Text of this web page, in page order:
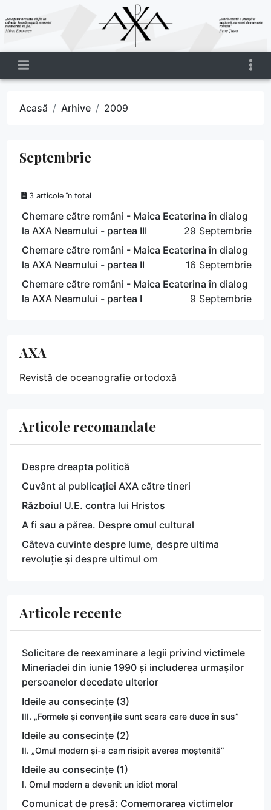
Acasă Arhive 2009
Septembrie
3 articole în total
Chemare către români - Maica Ecaterina în dialog
la AXA Neamului - partea III
29 Septembrie
Chemare către români - Maica Ecaterina în dialog
la AXA Neamului - partea II
16 Septembrie
Chemare către români - Maica Ecaterina în dialog
la AXA Neamului - partea I
9 Septembrie
AXA
Revistă de oceanografie ortodoxă
Articole recomandate
Despre dreapta politică
Cuvânt al publicației AXA către tineri
Războiul U.E. contra lui Hristos
A fi sau a părea. Despre omul cultural
Câteva cuvinte despre lume, despre ultima
revoluție și despre ultimul om
Articole recente
Solicitare de reexaminare a legii privind victimele
Mineriadei din iunie 1990 și includerea urmașilor
persoanelor decedate ulterior
Ideile au consecințe (3)
III. „Formele și convențiile sunt scara care duce în sus”
Ideile au consecințe (2)
II. „Omul modern și-a cam risipit averea moștenită”
Ideile au consecințe (1)
I. Omul modern a devenit un idiot moral
Comunicat de presă: Comemorarea victimelor